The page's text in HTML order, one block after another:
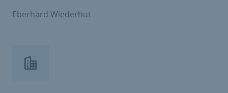
Eberhard Wiederhut